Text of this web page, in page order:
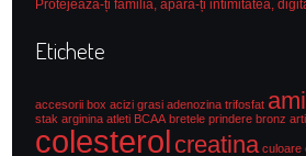
Protejează-ți familia, apără-ți intimitatea,
Etichete
accesorii box acizi grasi adenozina trifosfat
stak arginina atleti BCAA bretele prindere bronz
colesterol creatina culoare